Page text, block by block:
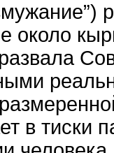
около
в тиски